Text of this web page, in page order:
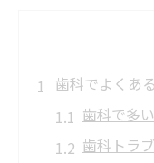
歯科でよくあ
歯科で多
歯科トラ